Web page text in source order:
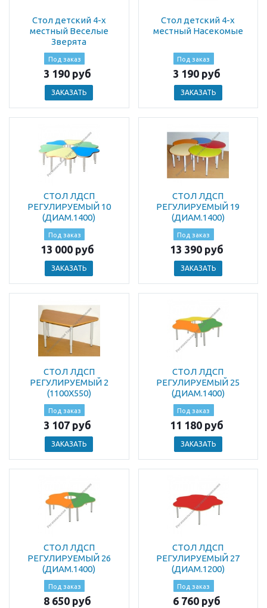
Стол детский 4-х
местный Веселые
Зверята
Под заказ
3 190 руб
ЗАКАЗАТЬ
Стол детский 4-х
местный Насекомые
Под заказ
3 190 руб
ЗАКАЗАТЬ
СТОЛ ЛДСП
РЕГУЛИРУЕМЫЙ 10
(ДИАМ.1400)
Под заказ
13 000 руб
ЗАКАЗАТЬ
СТОЛ ЛДСП
РЕГУЛИРУЕМЫЙ 19
(ДИАМ.1400)
Под заказ
13 390 руб
ЗАКАЗАТЬ
СТОЛ ЛДСП
РЕГУЛИРУЕМЫЙ 2
(1100Х550)
Под заказ
3 107 руб
ЗАКАЗАТЬ
СТОЛ ЛДСП
РЕГУЛИРУЕМЫЙ 25
(ДИАМ.1400)
Под заказ
11 180 руб
ЗАКАЗАТЬ
СТОЛ ЛДСП
РЕГУЛИРУЕМЫЙ 26
(ДИАМ.1400)
Под заказ
8 650 руб
СТОЛ ЛДСП
РЕГУЛИРУЕМЫЙ 27
(ДИАМ.1200)
Под заказ
6 760 руб